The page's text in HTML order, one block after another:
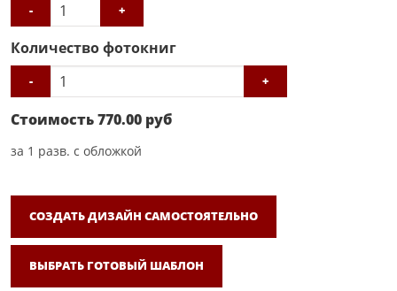
- +
Количество фотокниг
- +
Стоимость770.00 руб
за 1 разв. с обложкой
СОЗДАТЬ ДИЗАЙН САМОСТОЯТЕЛЬНО
ВЫБРАТЬ ГОТОВЫЙ ШАБЛОН